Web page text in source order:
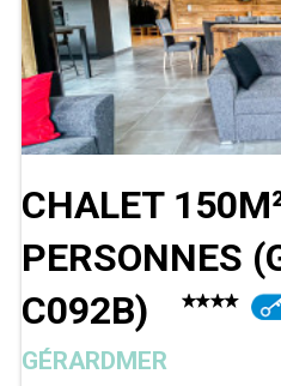
CHALET
PERSONNES (
C092B)
GÉRARDMER